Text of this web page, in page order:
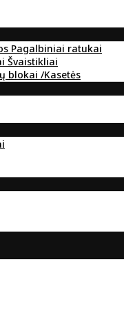
Pagalbiniai ratukai
Švaistikliai
blokai /Kasetės